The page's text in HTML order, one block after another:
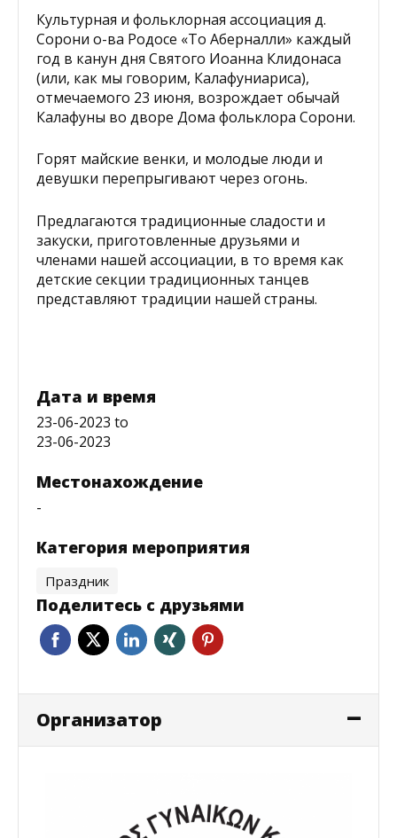
Культурная и фольклорная ассоциация д.
Сорони о-ва Родосе «То Аберналли» каждый
год в канун дня Святого Иоанна Клидонаса
(или, как мы говорим, Калафуниариса),
отмечаемого 23 июня, возрождает обычай
Калафуны во дворе Дома фольклора Сорони.
Горят майские венки, и молодые люди и
девушки перепрыгивают через огонь.
Предлагаются традиционные сладости и
закуски, приготовленные друзьями и
членами нашей ассоциации, в то время как
детские секции традиционных танцев
представляют традиции нашей страны.
Дата и время
23-06-2023 to
23-06-2023
Местонахождение
-
Категория мероприятия
Праздник
Поделитесь с друзьями
Oрганизатор